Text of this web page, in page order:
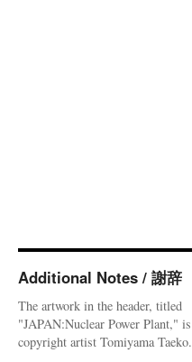
Additional Notes / 謝辞
The artwork in the header, titled
"JAPAN:Nuclear Power Plant," is
copyright artist Tomiyama Taeko.